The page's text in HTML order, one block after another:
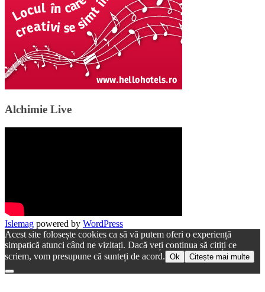
Alchimie Live
Islemag powered by WordPress
Acest site folosește cookies ca să vă putem oferi o experiență
simpatică atunci când ne vizitați. Dacă veți continua să citiți ce
scriem, vom presupune că sunteți de acord. Ok Citește mai multe